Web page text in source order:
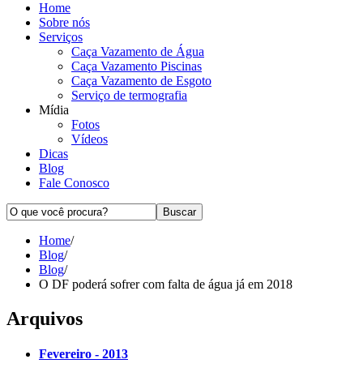
Home
Sobre nós
Serviços
Caça Vazamento de Água
Caça Vazamento Piscinas
Caça Vazamento de Esgoto
Serviço de termografia
Mídia
Fotos
Vídeos
Dicas
Blog
Fale Conosco
Home/
Blog/
Blog/
O DF poderá sofrer com falta de água já em 2018
Arquivos
Fevereiro - 2013